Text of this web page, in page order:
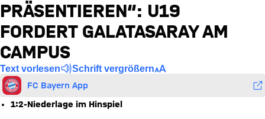
PRÄSENTIEREN“: U19
FORDERT GALATASARAY AM
CAMPUS
Text vorlesen Schrift vergrößern
FC Bayern App
1:2-Niederlage im Hinspiel